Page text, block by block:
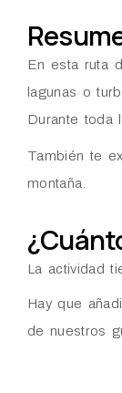
En esta ruta
lagunas o
Durante toda
También te
montaña.
La actividad
Hay que
de nuestros